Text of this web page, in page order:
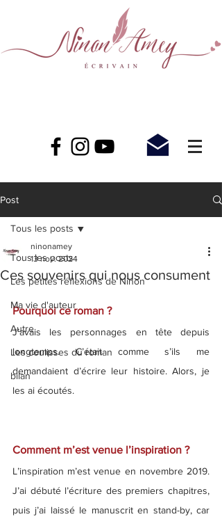
Post
Tous les posts
Les petites réflexions de Ninon
Ma vie d'auteur
Autre
Les coulisses du roman
bilan
Tous les posts
Ces souvenirs qui nous consument
ninonamey
13 nov. 2024
Pourquoi ce roman ?
J’avais les personnages en tête depuis
longtemps. C’était comme s’ils me
demandaient d’écrire leur histoire. Alors, je
les ai écoutés.
Comment m’est venue l’inspiration ?
L’inspiration m’est venue en novembre 2019.
J’ai débuté l’écriture des premiers chapitres,
puis j’ai laissé le manuscrit en stand-by, car